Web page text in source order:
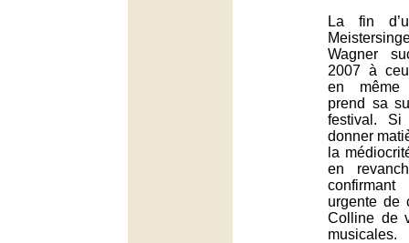
La fin
Wagner
2007 à
en même
prend sa
festival.
donner
la
en
urgente de
Colline de
musicales.